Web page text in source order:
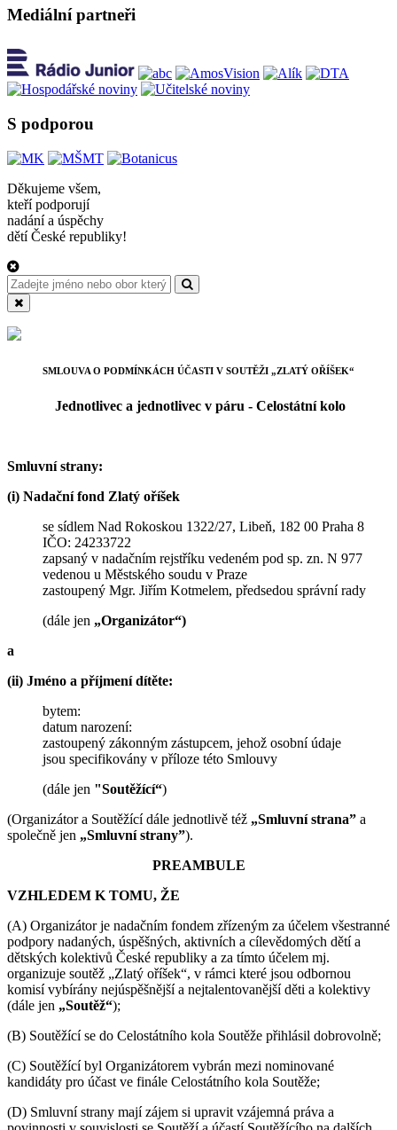
Mediální partneři
S podporou
Děkujeme všem,
kteří podporují
nadání a úspěchy
dětí České republiky!
SMLOUVA O PODMÍNKÁCH ÚČASTI V SOUTĚŽI „ZLATÝ OŘÍŠEK“
Jednotlivec a jednotlivec v páru - Celostátní kolo
Smluvní strany:
(i) Nadační fond Zlatý oříšek
se sídlem Nad Rokoskou 1322/27, Libeň, 182 00 Praha 8
IČO: 24233722
zapsaný v nadačním rejstříku vedeném pod sp. zn. N 977
vedenou u Městského soudu v Praze
zastoupený Mgr. Jiřím Kotmelem, předsedou správní rady
(dále jen „Organizátor“)
a
(ii) Jméno a příjmení dítěte:
bytem:
datum narození:
zastoupený zákonným zástupcem, jehož osobní údaje
jsou specifikovány v příloze této Smlouvy
(dále jen "Soutěžící“)
(Organizátor a Soutěžící dále jednotlivě též „Smluvní strana” a
společně jen „Smluvní strany”).
PREAMBULE
VZHLEDEM K TOMU, ŽE
(A) Organizátor je nadačním fondem zřízeným za účelem všestranné
podpory nadaných, úspěšných, aktivních a cílevědomých dětí a
dětských kolektivů České republiky a za tímto účelem mj.
organizuje soutěž „Zlatý oříšek“, v rámci které jsou odbornou
komisí vybírány nejúspěšnější a nejtalentovanější děti a kolektivy
(dále jen „Soutěž“);
(B) Soutěžící se do Celostátního kola Soutěže přihlásil dobrovolně;
(C) Soutěžící byl Organizátorem vybrán mezi nominované
kandidáty pro účast ve finále Celostátního kola Soutěže;
(D) Smluvní strany mají zájem si upravit vzájemná práva a